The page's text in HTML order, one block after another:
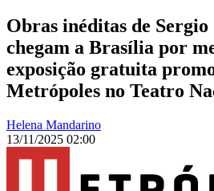
Obras inéditas de
chegam a Brasília por
exposição gratuita
Metrópoles no Teatro
Helena Mandarino
13/11/2025 02:00